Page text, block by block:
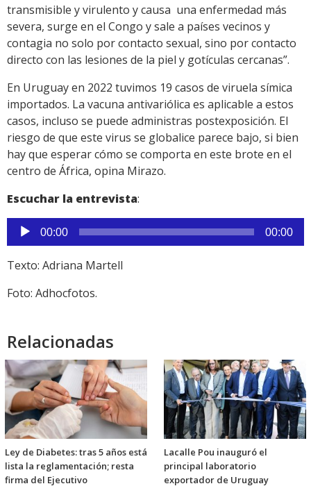
transmisible y virulento y causa una enfermedad más
severa, surge en el Congo y sale a países vecinos y
contagia no solo por contacto sexual, sino por contacto
directo con las lesiones de la piel y gotículas cercanas”.
En Uruguay en 2022 tuvimos 19 casos de viruela símica
importados. La vacuna antivariólica es aplicable a estos
casos, incluso se puede administras postexposición. El
riesgo de que este virus se globalice parece bajo, si bien
hay que esperar cómo se comporta en este brote en el
centro de África, opina Mirazo.
Escuchar la entrevista:
Reproductor
de
audio
00:00 00:00
Texto: Adriana Martell
Foto: Adhocfotos.
Relacionadas
Ley de Diabetes: tras 5 años está
lista la reglamentación; resta
firma del Ejecutivo
Lacalle Pou inauguró el
principal laboratorio
exportador de Uruguay